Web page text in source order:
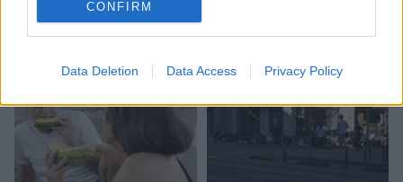
CONFIRM
Data Deletion Data Access Privacy Policy
notika ar cenām